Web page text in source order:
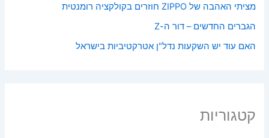
מציתי האהבה של ZIPPO חוזרים בקולקציה רומנטית
הגברים החדשים – דור ה-Z
האם עוד יש השקעות נדל"ן אטרקטיביות בישראל
קטגוריות